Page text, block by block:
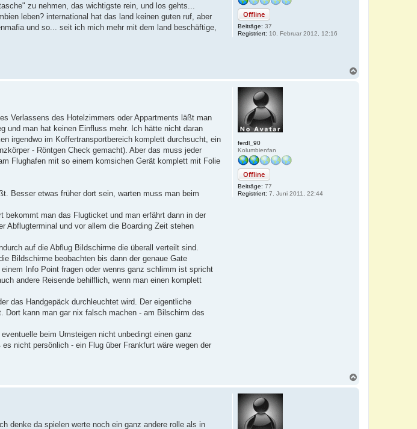
Offline
Beiträge: 37
Registriert: 10. Februar 2012, 12:16
zu nehmen, das wichtigste rein, und los gehts...
leben? international hat das land keinen guten ruf, aber
und so... seit ich mich mehr mit dem land beschäftige,
ferdl_90
Kolumbienfan
Offline
Beiträge: 77
Registriert: 7. Juni 2011, 22:44
Verlassens des Hotelzimmers oder Appartments läßt man
und man hat keinen Einfluss mehr. Ich hätte nicht daran
irgendwo im Koffertransportbereich komplett durchsucht, ein
- Röntgen Check gemacht). Aber das muss jeder
Flughafen mit so einem komsichen Gerät komplett mit Folie
Besser etwas früher dort sein, warten muss man beim
bekommt man das Flugticket und man erfährt dann in der
Abflugterminal und vor allem die Boarding Zeit stehen
auf die Abflug Bildschirme die überall verteilt sind.
Bildschirme beobachten bis dann der genaue Gate
Info Point fragen oder wenns ganz schlimm ist spricht
andere Reisende behilflich, wenn man einen komplett
das Handgepäck durchleuchtet wird. Der eigentliche
Dort kann man gar nix falsch machen - am Bilschirm des
beim Umsteigen nicht unbedingt einen ganz
nicht persönlich - ein Flug über Frankfurt wäre wegen der
denke da spielen werte noch ein ganz andere rolle als in